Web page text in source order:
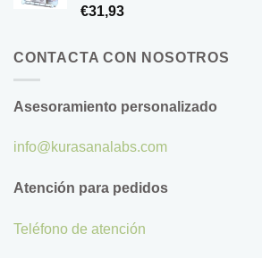
Valorado
€31,93
CONTACTA CON NOSOTROS
Asesoramiento personalizado
info@kurasanalabs.com
Atención para pedidos
Teléfono de atención